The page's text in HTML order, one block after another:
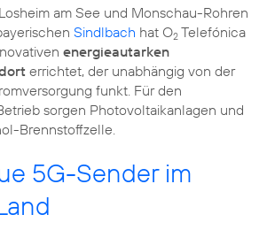
am See und Monschau-Rohren
Sindlbach hat O2 Telefónica
energieautarken
errichtet, der unabhängig von der
funkt. Für den
sorgen Photovoltaikanlagen und
Brennstoffzelle.
5G-Sender im